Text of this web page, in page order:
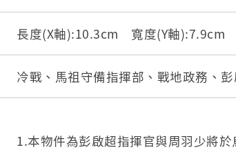
長度(X軸):10.3cm 寬度(Y軸
冷戰、馬祖守備指揮部、戰地政務、
1.本物件為彭啟超指揮官與周羽少將